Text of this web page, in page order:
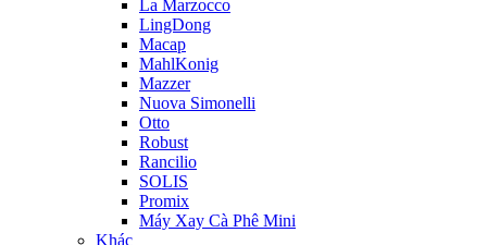
La Marzocco
LingDong
Macap
MahlKonig
Mazzer
Nuova Simonelli
Otto
Robust
Rancilio
SOLIS
Promix
Máy Xay Cà Phê Mini
Khác